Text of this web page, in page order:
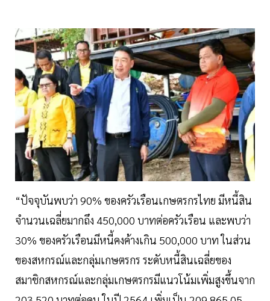
“ปัจจุบันพบว่า 90% ของครัวเรือนเกษตรกรไทย มีหนี้สิน
จำนวนเฉลี่ยมากถึง 450,000 บาทต่อครัวเรือน และพบว่า
30% ของครัวเรือนมีหนี้คงค้างเกิน 500,000 บาท ในส่วน
ของสหกรณ์และกลุ่มเกษตรกร ระดับหนี้สินเฉลี่ยของ
สมาชิกสหกรณ์และกลุ่มเกษตรกรมีแนวโน้มเพิ่มสูงขึ้นจาก